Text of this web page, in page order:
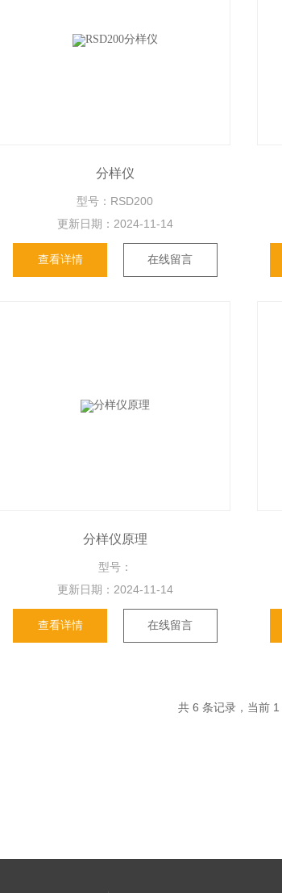
分样仪
型号：RSD200
更新日期： 2024-11-14
查看详情 在线留言
分样仪原理
型号：
更新日期： 2024-11-14
查看详情 在线留言
共 6 条记录，